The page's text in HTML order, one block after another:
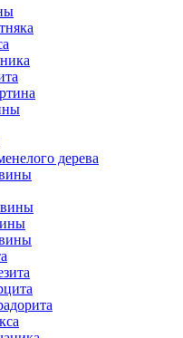
дерева